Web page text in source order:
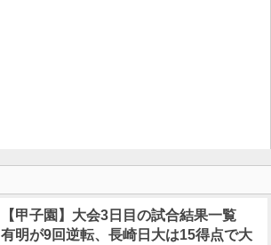
【甲子園】大会3日目の試合結果一覧
有明が9回逆転、長崎日大は15得点で大